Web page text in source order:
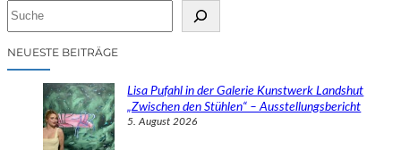
cNEUESTE BEITRÄGE
Lisa Pufahl in der Galerie Kunstwerk Landshut
„Zwischen den Stühlen“ – Ausstellungsbericht
5. August 2026